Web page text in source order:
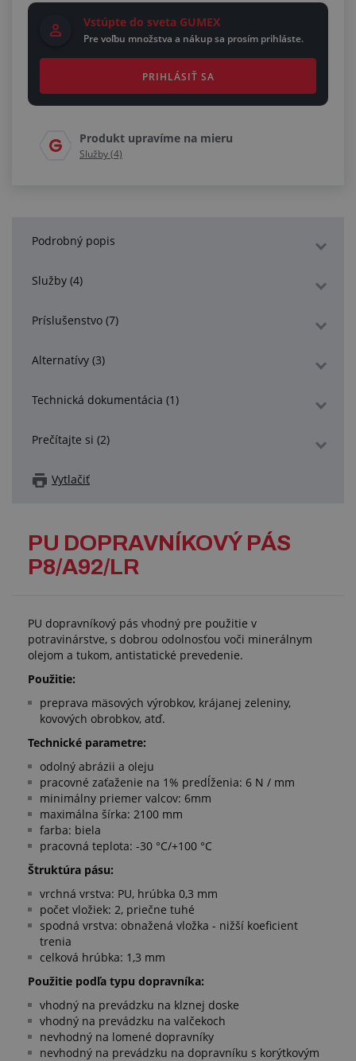
Vstúpte do sveta GUMEX
Pre voľbu množstva a nákup sa prosím prihláste.
PRIHLÁSIŤ SA
Produkt upravíme na mieru
Služby (4)
Podrobný popis
Služby (4)
Príslušenstvo (7)
Alternatívy (3)
Technická dokumentácia (1)
Prečítajte si (2)
Vytlačiť
PU DOPRAVNÍKOVÝ PÁS
P8/A92/LR
PU dopravníkový pás vhodný pre použitie v
potravinárstve, s dobrou odolnosťou voči minerálnym
olejom a tukom, antistatické prevedenie.
Použitie:
preprava mäsových výrobkov, krájanej zeleniny,
kovových obrobkov, atď.
Technické parametre:
odolný abrázii a oleju
pracovné zaťaženie na 1% predĺženia: 6 N / mm
minimálny priemer valcov: 6mm
maximálna šírka: 2100 mm
farba: biela
pracovná teplota: -30 °C/+100 °C
Štruktúra pásu:
vrchná vrstva: PU, hrúbka 0,3 mm
počet vložiek: 2, priečne tuhé
spodná vrstva: obnažená vložka - nižší koeficient
trenia
celková hrúbka: 1,3 mm
Použitie podľa typu dopravníka:
vhodný na prevádzku na klznej doske
vhodný na prevádzku na valčekoch
nevhodný na lomené dopravníky
nevhodný na prevádzku na dopravníku s korýtkovým